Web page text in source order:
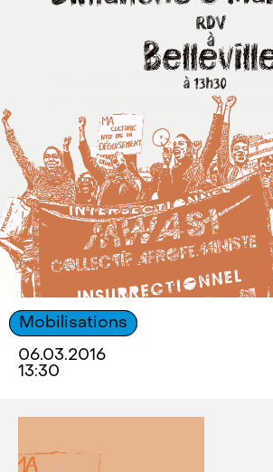
Mobilisations
06.03.2016
13:30